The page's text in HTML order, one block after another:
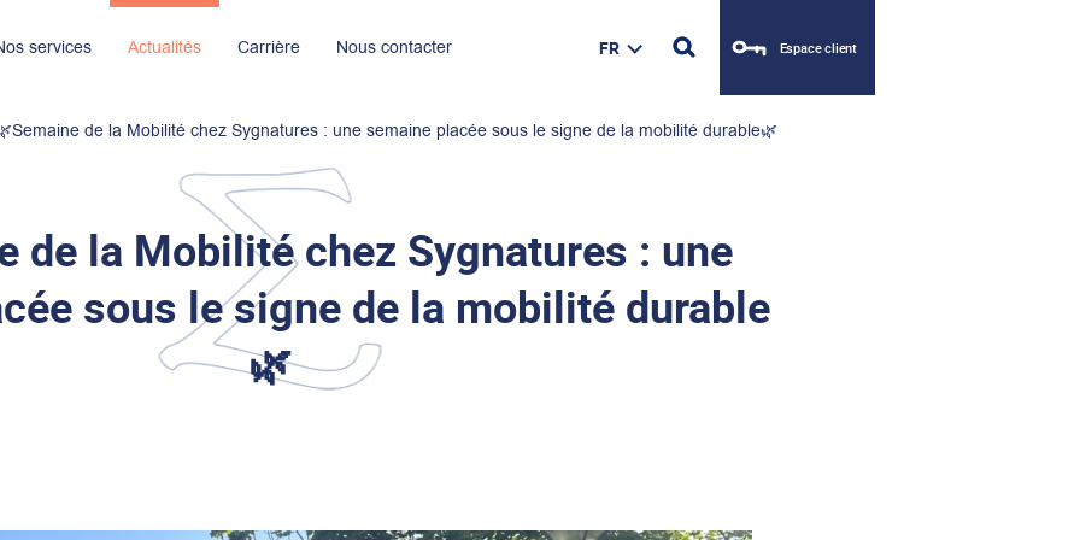
Nos implantations Nos engagements R.S.E
services Actualités Carrière
Nous rejoindre maintenant Nous contacter FR Espace client
de la Mobilité chez Sygnatures : une semaine placée sous le signe de la mobilité durable🌿
de la Mobilité chez Sygnatures : une
sous le signe de la mobilité durable
🌿